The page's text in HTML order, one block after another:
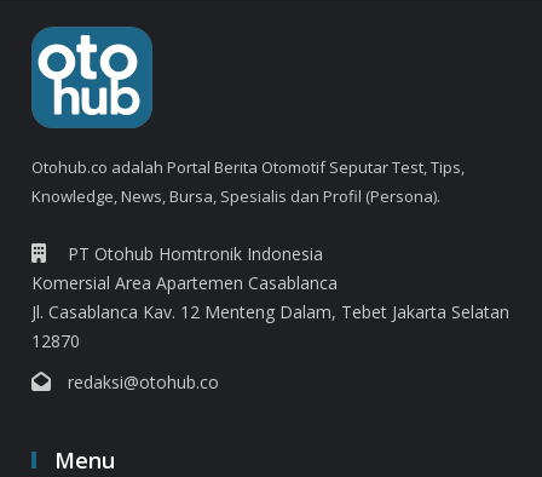
Otohub.co adalah Portal Berita Otomotif Seputar Test, Tips,
Knowledge, News, Bursa, Spesialis dan Profil (Persona).
PT Otohub Homtronik Indonesia
Komersial Area Apartemen Casablanca
Jl. Casablanca Kav. 12 Menteng Dalam, Tebet Jakarta Selatan
12870
redaksi@otohub.co
Menu